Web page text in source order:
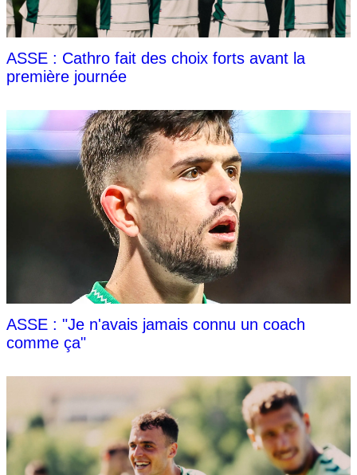
ASSE : Cathro fait des choix forts avant la
première journée
ASSE : "Je n'avais jamais connu un coach
comme ça"